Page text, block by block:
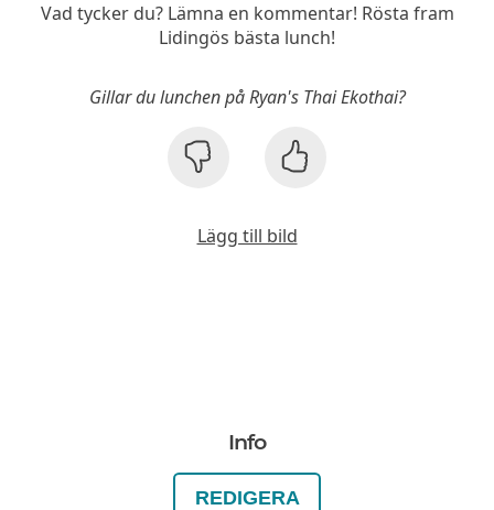
Vad tycker du? Lämna en kommentar! Rösta fram
Lidingös bästa lunch!
Gillar du lunchen på Ryan's Thai Ekothai?
Lägg till bild
Info
REDIGERA